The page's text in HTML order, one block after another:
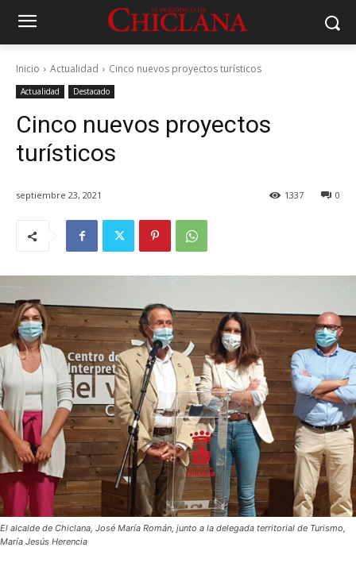
Inicio Actualidad Cinco nuevos proyectos turísticos
Actualidad Destacado
Cinco nuevos proyectos
turísticos
septiembre 23, 2021 0
1337
El alcalde de Chiclana, José María Román, junto a la delegada territorial de Turismo,
María Jesús Herencia